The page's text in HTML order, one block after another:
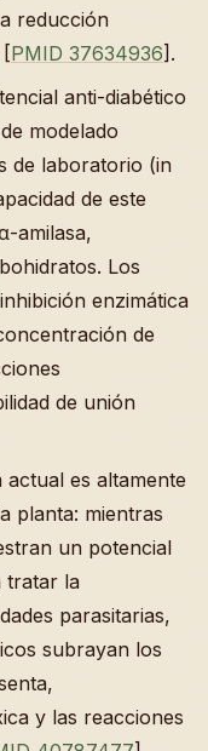
reducción
[PMID 37634936].
anti-diabético
modelado
de laboratorio (in
de este
amilasa,
Los
enzimática
de
de unión
es altamente
planta: mientras
un potencial
tratar la
parasitarias,
subrayan los
y las reacciones